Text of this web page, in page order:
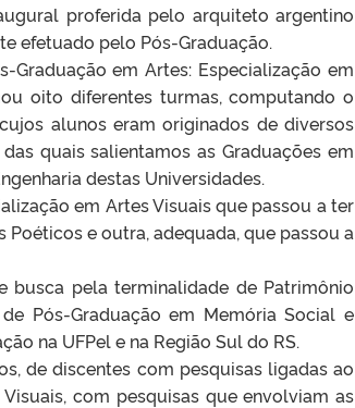
proferida pelo arquiteto argentino
efetuado pelo Pós-Graduação.
Graduação em Artes: Especialização em
oito diferentes turmas, computando o
alunos eram originados de diversos
quais salientamos as Graduações em
destas Universidades.
em Artes Visuais que passou a ter
e outra, adequada, que passou a
busca pela terminalidade de Patrimônio
Pós-Graduação em Memória Social e
na UFPel e na Região Sul do RS.
de discentes com pesquisas ligadas ao
com pesquisas que envolviam as